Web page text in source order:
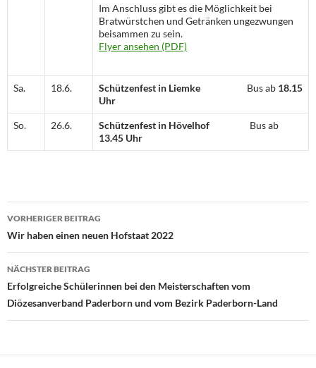
Im Anschluss gibt es die Möglichkeit bei
Bratwürstchen und Getränken ungezwungen
beisammen zu sein.
Flyer ansehen (PDF)
Sa. 18.6. Schützenfest in Liemke Bus ab 18.15
Uhr
So. 26.6. Schützenfest in Hövelhof Bus ab
13.45 Uhr
Beitragsnavigation
VORHERIGER BEITRAG
Wir haben einen neuen Hofstaat 2022
NÄCHSTER BEITRAG
Erfolgreiche Schülerinnen bei den Meisterschaften vom
Diözesanverband Paderborn und vom Bezirk Paderborn-Land